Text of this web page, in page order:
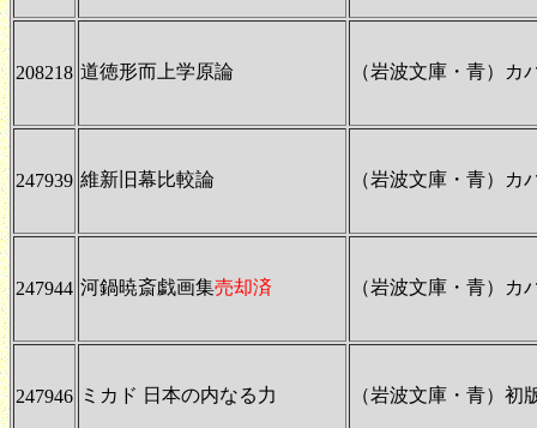
208218 道徳形而上学原論 （岩波文庫・青）カ
247939 維新旧幕比較論 （岩波文庫・青）カ
247944 河鍋暁斎戯画集売却済 （岩波文庫・青）カ
247946 ミカド 日本の内なる力 （岩波文庫・青）初